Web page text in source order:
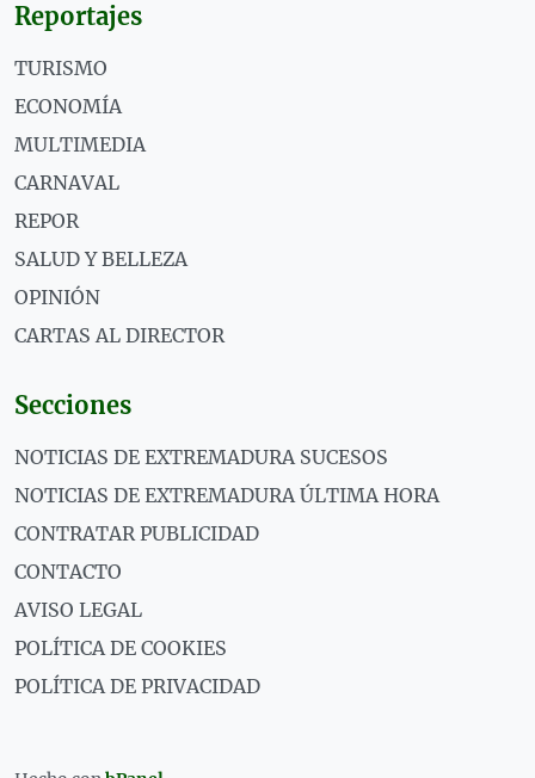
Reportajes
TURISMO
ECONOMÍA
MULTIMEDIA
CARNAVAL
REPOR
SALUD Y BELLEZA
OPINIÓN
CARTAS AL DIRECTOR
Secciones
NOTICIAS DE EXTREMADURA SUCESOS
NOTICIAS DE EXTREMADURA ÚLTIMA HORA
CONTRATAR PUBLICIDAD
CONTACTO
AVISO LEGAL
POLÍTICA DE COOKIES
POLÍTICA DE PRIVACIDAD